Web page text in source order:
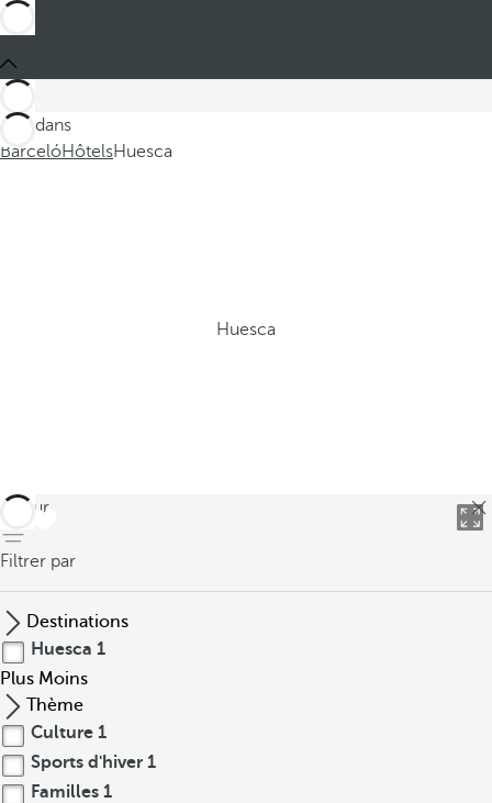
Ces dans
BarcelóHôtelsHuesca
Huesca
retour
Filtrer par
Destinations
Huesca 1
Plus Moins
Thème
Culture 1
Sports d'hiver 1
Familles 1